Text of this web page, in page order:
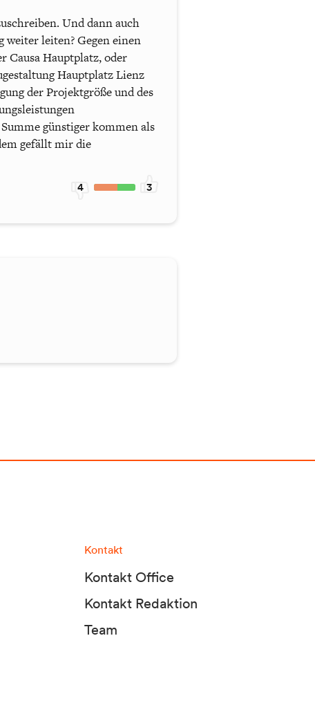
Und dann auch
leiten? Gegen einen
Causa Hauptplatz, oder
Hauptplatz Lienz
der Projektgröße und des
günstiger kommen als
gefällt mir die
4 3
Kontakt
Kontakt Office
Kontakt Redaktion
Team